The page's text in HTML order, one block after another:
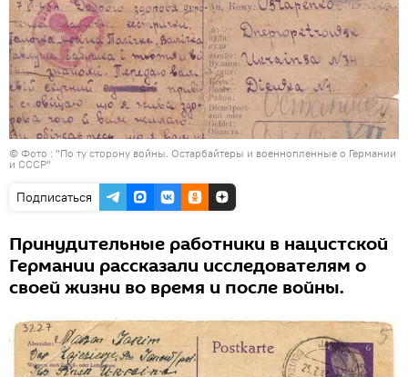
© Фото : "По ту сторону войны. Остарбайтеры и военнопленные о Германии
и СССР"
Подписаться
Принудительные работники в нацистской
Германии рассказали исследователям о
своей жизни во время и после войны.